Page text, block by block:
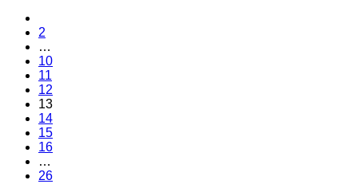
2
…
10
11
12
13
14
15
16
…
26